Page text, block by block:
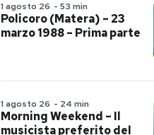
1 agosto 26 - 53 min
Policoro (Matera) – 23
marzo 1988 – Prima parte
1 agosto 26 - 24 min
Morning Weekend – Il
musicista preferito del